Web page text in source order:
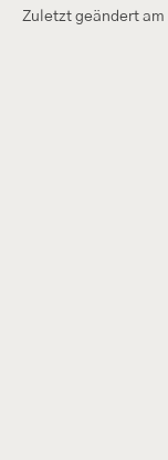
Zuletzt geändert am